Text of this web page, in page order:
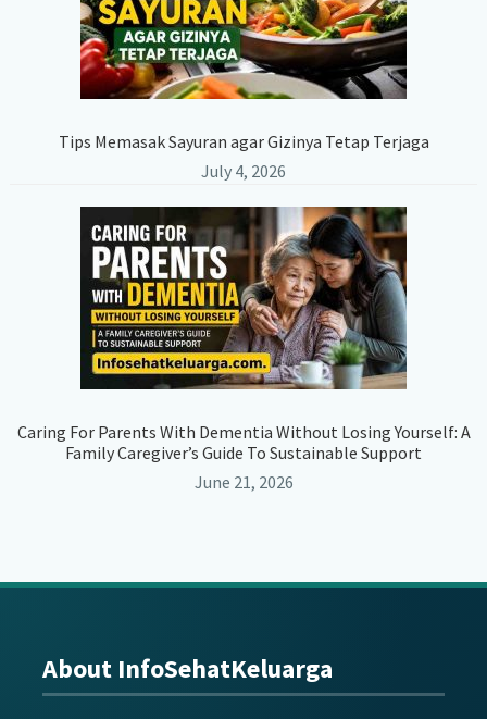
Tips Memasak Sayuran agar Gizinya Tetap Terjaga
July 4, 2026
Caring For Parents With Dementia Without Losing Yourself: A
Family Caregiver’s Guide To Sustainable Support
June 21, 2026
Footer
About InfoSehatKeluarga